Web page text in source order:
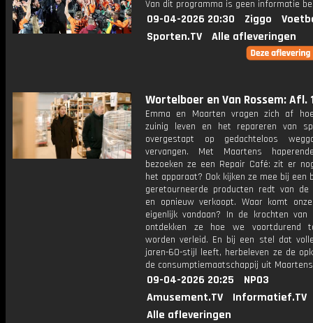
Van dit programma is geen informatie
09-04-2026 20:30 Ziggo
Sporten.TV
Alle afleveringen
Wortelboer en Van Rossem: Afl.
Emma en Maarten vragen zich af
zuinig leven en het repareren van
overgestapt op gedachteloos
vervangen. Met Maartens
bezoeken ze een Repair Café: zit er
het apparaat? Ook kijken ze mee bij een
geretourneerde producten redt van de
en opnieuw verkoopt. Waar komt
eigenlijk vandaan? In de krochten
ontdekken ze hoe we voortdurend
worden verleid. En bij een stel dat
jaren-60-stijl leeft, herbeleven ze de
de consumptiemaatschappij uit
09-04-2026 20:25
NPO3
Amusement.TV
Informatief.TV
Alle afleveringen